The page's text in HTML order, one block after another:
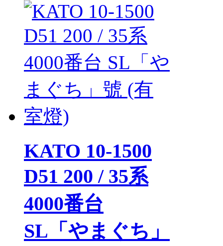
KATO 10-1500
D51 200 / 35系
4000番台
SL「やまぐち」